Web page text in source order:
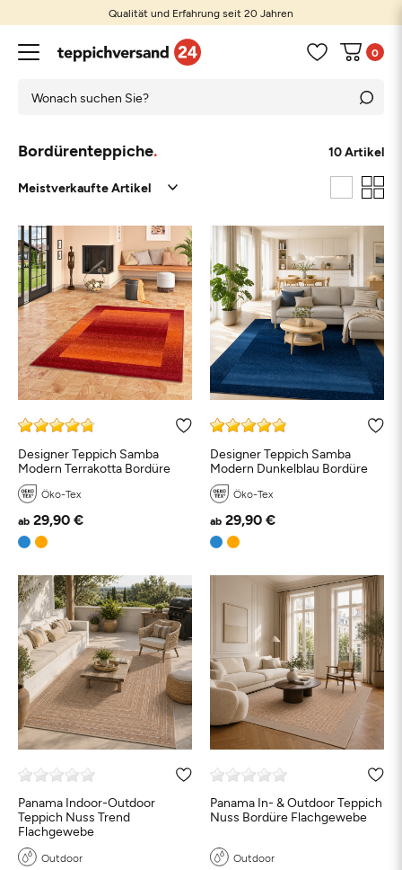
Qualität und Erfahrung seit 20 Jahren
0
Schwarz
Petrol Grün Rot
Rosa
Orange Braun
Taupe
Bordürenteppiche 10 Artikel
Designer Teppich Samba
Modern Terrakotta Bordüre
Öko-Tex
ab 29,90 €
Designer Teppich Samba
Modern Dunkelblau Bordüre
Öko-Tex
ab 29,90 €
Panama Indoor-Outdoor
Teppich Nuss Trend
Flachgewebe
Outdoor
Panama In- & Outdoor Teppich
Nuss Bordüre Flachgewebe
Outdoor